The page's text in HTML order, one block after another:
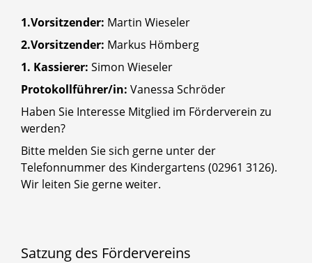
1.Vorsitzender: Martin Wieseler
2.Vorsitzender: Markus Hömberg
1. Kassierer: Simon Wieseler
Protokollführer/in: Vanessa Schröder
Haben Sie Interesse Mitglied im Förderverein zu
werden?
Bitte melden Sie sich gerne unter der
Telefonnummer des Kindergartens (02961 3126).
Wir leiten Sie gerne weiter.
Satzung des Fördervereins